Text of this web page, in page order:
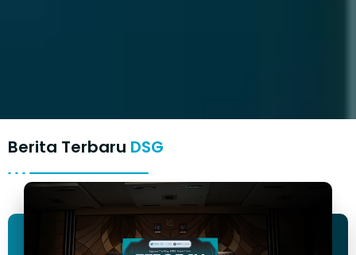
Berita Terbaru DSG